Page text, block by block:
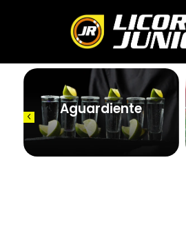
Aguardiente